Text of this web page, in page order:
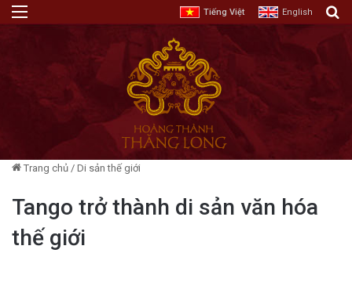
Tiếng Việt English
Trang chủ / Di sản thế giới
Tango trở thành di sản văn hóa
thế giới